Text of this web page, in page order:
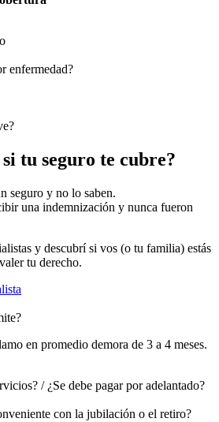
enfermedad?
tu seguro te cubre?
seguro y no lo saben.
una indemnización y nunca fueron
y descubrí si vos (o tu familia) estás
tu derecho.
en promedio demora de 3 a 4 meses.
/ ¿Se debe pagar por adelantado?
con la jubilación o el retiro?